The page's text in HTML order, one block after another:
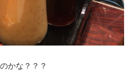
かな？？？